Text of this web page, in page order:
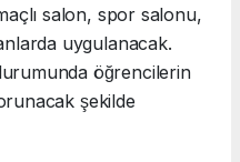
salon, spor salonu,
uygulanacak.
öğrencilerin
şekilde